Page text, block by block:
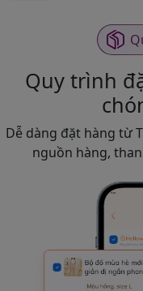
Quy trình
Dễ dàng đặt hàng từ
nguồn hàng,